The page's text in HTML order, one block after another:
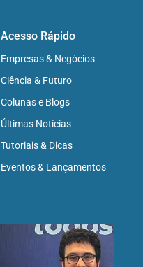
Acesso Rápido
Empresas & Negócios
Ciência & Futuro
Colunas e Blogs
Últimas Notícias
Tutoriais & Dicas
Eventos & Lançamentos